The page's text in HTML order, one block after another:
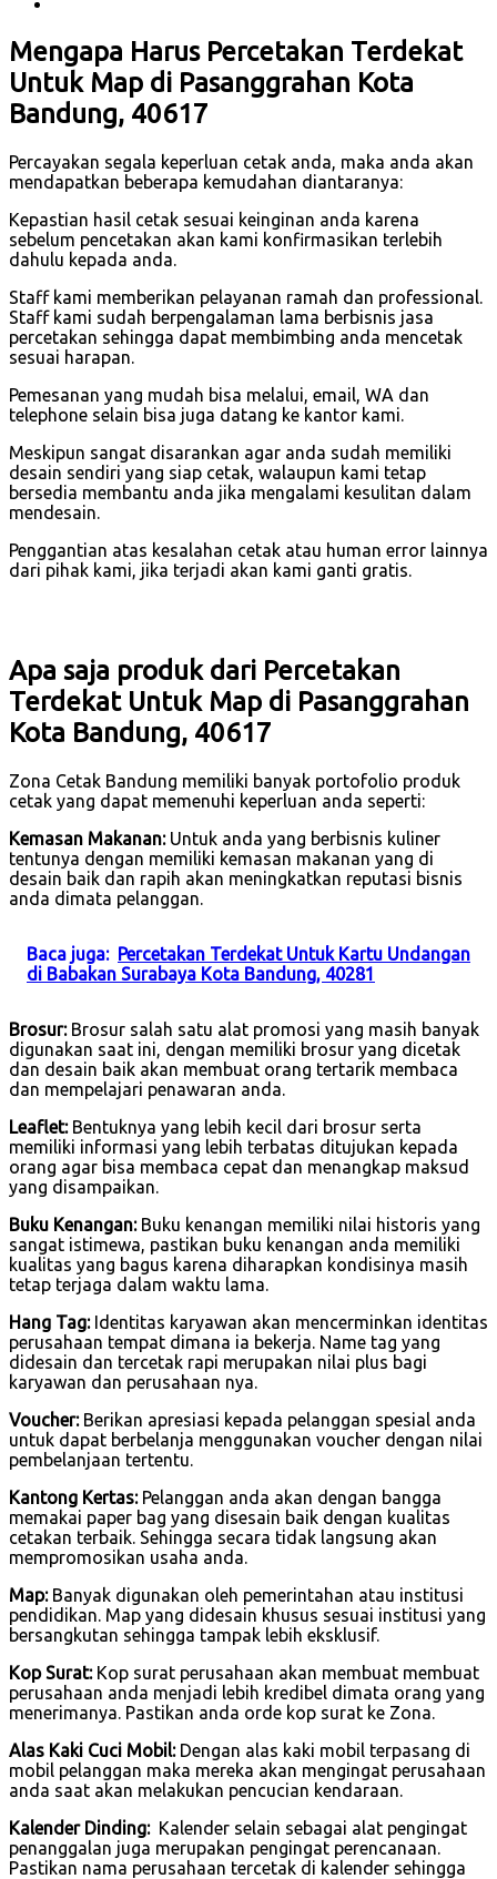
Mengapa Harus Percetakan Terdekat
Untuk Map di Pasanggrahan Kota
Bandung, 40617
Percayakan segala keperluan cetak anda, maka anda akan
mendapatkan beberapa kemudahan diantaranya:
Kepastian hasil cetak sesuai keinginan anda karena
sebelum pencetakan akan kami konfirmasikan terlebih
dahulu kepada anda.
Staff kami memberikan pelayanan ramah dan professional.
Staff kami sudah berpengalaman lama berbisnis jasa
percetakan sehingga dapat membimbing anda mencetak
sesuai harapan.
Pemesanan yang mudah bisa melalui, email, WA dan
telephone selain bisa juga datang ke kantor kami.
Meskipun sangat disarankan agar anda sudah memiliki
desain sendiri yang siap cetak, walaupun kami tetap
bersedia membantu anda jika mengalami kesulitan dalam
mendesain.
Penggantian atas kesalahan cetak atau human error lainnya
dari pihak kami, jika terjadi akan kami ganti gratis.
Apa saja produk dari Percetakan
Terdekat Untuk Map di Pasanggrahan
Kota Bandung, 40617
Zona Cetak Bandung memiliki banyak portofolio produk
cetak yang dapat memenuhi keperluan anda seperti:
Kemasan Makanan:Untuk anda yang berbisnis kuliner
tentunya dengan memiliki kemasan makanan yang di
desain baik dan rapih akan meningkatkan reputasi bisnis
anda dimata pelanggan.
Baca juga: Percetakan Terdekat Untuk Kartu Undangan
di Babakan Surabaya Kota Bandung, 40281
Brosur:Brosur salah satu alat promosi yang masih banyak
digunakan saat ini, dengan memiliki brosur yang dicetak
dan desain baik akan membuat orang tertarik membaca
dan mempelajari penawaran anda.
Leaflet:Bentuknya yang lebih kecil dari brosur serta
memiliki informasi yang lebih terbatas ditujukan kepada
orang agar bisa membaca cepat dan menangkap maksud
yang disampaikan.
Buku Kenangan:Buku kenangan memiliki nilai historis yang
sangat istimewa, pastikan buku kenangan anda memiliki
kualitas yang bagus karena diharapkan kondisinya masih
tetap terjaga dalam waktu lama.
Hang Tag:Identitas karyawan akan mencerminkan identitas
perusahaan tempat dimana ia bekerja. Name tag yang
didesain dan tercetak rapi merupakan nilai plus bagi
karyawan dan perusahaan nya.
Voucher:Berikan apresiasi kepada pelanggan spesial anda
untuk dapat berbelanja menggunakan voucher dengan nilai
pembelanjaan tertentu.
Kantong Kertas:Pelanggan anda akan dengan bangga
memakai paper bag yang disesain baik dengan kualitas
cetakan terbaik. Sehingga secara tidak langsung akan
mempromosikan usaha anda.
Map:Banyak digunakan oleh pemerintahan atau institusi
pendidikan. Map yang didesain khusus sesuai institusi yang
bersangkutan sehingga tampak lebih eksklusif.
Kop Surat:Kop surat perusahaan akan membuat membuat
perusahaan anda menjadi lebih kredibel dimata orang yang
menerimanya. Pastikan anda orde kop surat ke Zona.
Alas Kaki Cuci Mobil:Dengan alas kaki mobil terpasang di
mobil pelanggan maka mereka akan mengingat perusahaan
anda saat akan melakukan pencucian kendaraan.
Kalender Dinding:Kalender selain sebagai alat pengingat
penanggalan juga merupakan pengingat perencanaan.
Pastikan nama perusahaan tercetak di kalender sehingga